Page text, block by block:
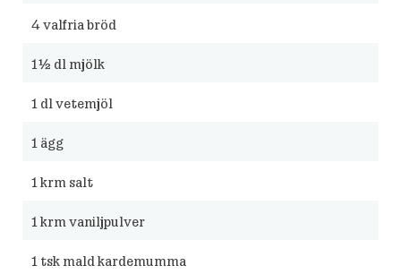
4valfria bröd
1½ dl mjölk
1 dl vetemjöl
1 ägg
1krm salt
1krm vaniljpulver
1 tsk mald kardemumma